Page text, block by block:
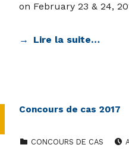
on February 23 & 24,
Lire la suite…
Concours de cas 2017
CONCOURS DE CAS